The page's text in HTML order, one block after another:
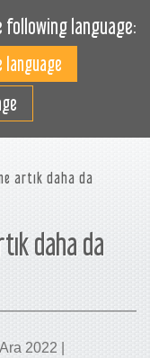
language:
artık daha da
daha da
2022 |